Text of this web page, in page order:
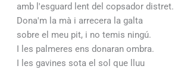
amb l'esguard lent del copsador distret.
Dona'm la mà i arrecera la galta
sobre el meu pit, i no temis ningú.
I les palmeres ens donaran ombra.
I les gavines sota el sol que lluu